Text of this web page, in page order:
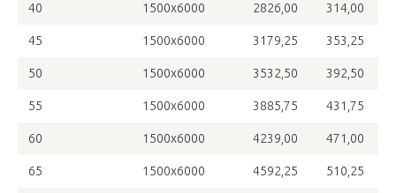
40 1500х6000 2826,00 314,00
45 1500х6000 3179,25 353,25
50 1500х6000 3532,50 392,50
55 1500х6000 3885,75 431,75
60 1500х6000 4239,00 471,00
65 1500х6000 4592,25 510,25